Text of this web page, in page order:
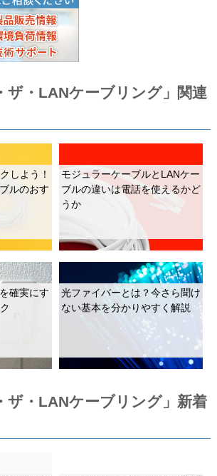
ザ・LANケーブリング」関連
しよう！
ルのおす
モジュラーケーブルとLANケー
ブルの違いは電話を使えるかど
うか
確実にす
光ファイバーとは？今さら聞け
ない基本を分かりやすく解説
ザ・LANケーブリング」新着